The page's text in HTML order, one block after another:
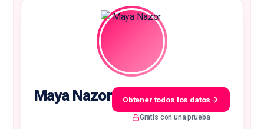
Maya Nazor Obtener todos los datos
Gratis con una prueba